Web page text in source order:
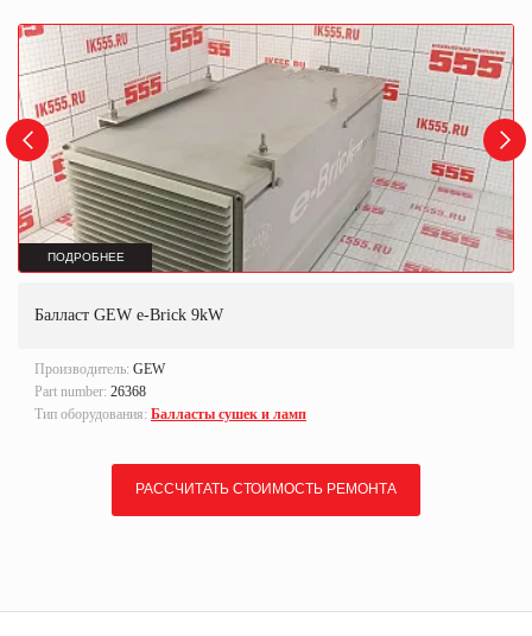
ПОДРОБНЕЕ
Балласт GEW e-Brick 9kW
Производитель: GEW
Part number: 26368
Тип оборудования: Балласты сушек и ламп
РАССЧИТАТЬ СТОИМОСТЬ РЕМОНТА